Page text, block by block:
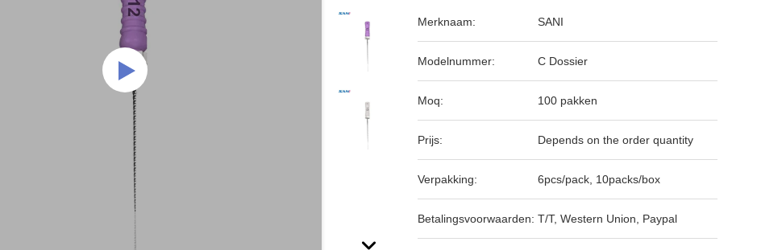
Merknaam: SANI
Modelnummer: C Dossier
Moq: 100 pakken
Prijs: Depends on the order quantity
Verpakking: 6pcs/pack, 10packs/box
Betalingsvoorwaarden: T/T, Western Union, Paypal